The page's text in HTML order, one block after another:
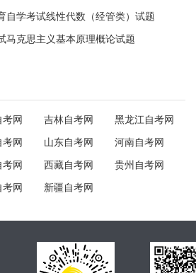
自学考试线性代数（经管类）试题
马克思主义基本原理概论试题
网 吉林自考网 黑龙江自考网
网 山东自考网 河南自考网
网 西藏自考网 贵州自考网
网 新疆自考网